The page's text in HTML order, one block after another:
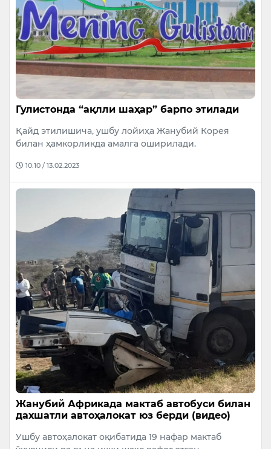
Гулистонда “ақлли шаҳар” барпо этилади
Қайд этилишича, ушбу лойиҳа Жанубий Корея
билан ҳамкорликда амалга оширилади.
10:10 / 13.02.2023
Жанубий Африкада мактаб автобуси билан
дахшатли автоҳалокат юз берди (видео)
Ушбу автоҳалокат оқибатида 19 нафар мактаб